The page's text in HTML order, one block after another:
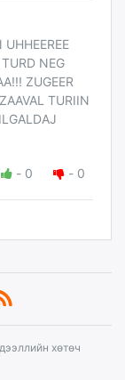
NEG
ZUGEER
TURIIN
- 0 - 0
хөтөч